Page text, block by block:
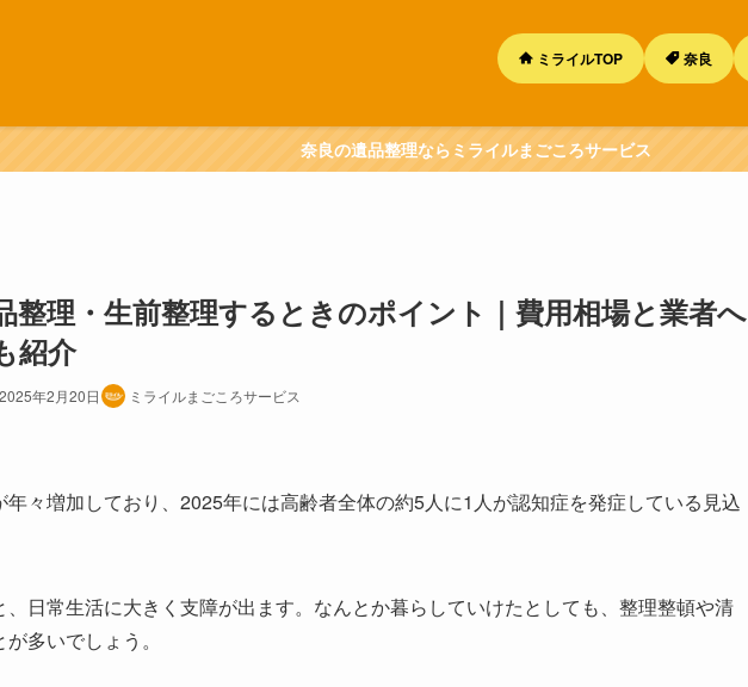
ミライルTOP 奈良
奈良の遺品整理ならミライルまごころサービス
整理・生前整理するときのポイント｜費用相場と業者へ
紹介
2025年2月20日 ミライルまごころサービス
々増加しており、2025年には高齢者全体の約5人に1人が認知症を発症している見込
日常生活に大きく支障が出ます。なんとか暮らしていけたとしても、整理整頓や清
多いでしょう。